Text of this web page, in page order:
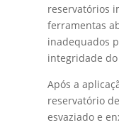
reservatórios
ferramentas
inadequados
integridade
Após a
reservatório
esvaziado e